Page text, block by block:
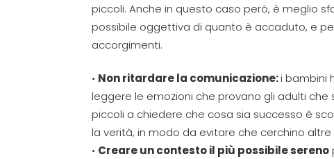
piccoli. Anche in questo caso però, è meglio
possibile oggettiva di quanto è accaduto, e
accorgimenti.
• Nonritardarela comunicazione:i bambini
leggere le emozioni che provano gli adulti
piccoli a chiedere che cosa sia successo è
la verità, in modo da evitare che cerchino
• Creare un contesto il più possibile sereno